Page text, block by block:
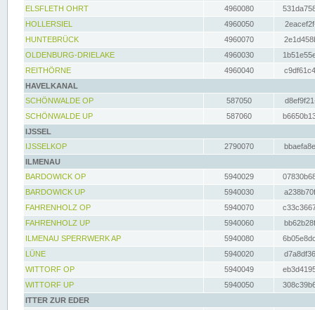
ELSFLETH OHRT
4960080
HOLLERSIEL
4960050
HUNTEBRÜCK
4960070
OLDENBURG-DRIELAKE
4960030
REITHÖRNE
4960040
HAVELKANAL
SCHÖNWALDE OP
587050
SCHÖNWALDE UP
587060
IJSSEL
IJSSELKOP
2790070
ILMENAU
BARDOWICK OP
5940029
BARDOWICK UP
5940030
FAHRENHOLZ OP
5940070
FAHRENHOLZ UP
5940060
ILMENAU SPERRWERK AP
5940080
LÜNE
5940020
WITTORF OP
5940049
WITTORF UP
5940050
ITTER ZUR EDER